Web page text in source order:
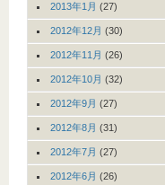
2013年1月 (27)
2012年12月 (30)
2012年11月 (26)
2012年10月 (32)
2012年9月 (27)
2012年8月 (31)
2012年7月 (27)
2012年6月 (26)